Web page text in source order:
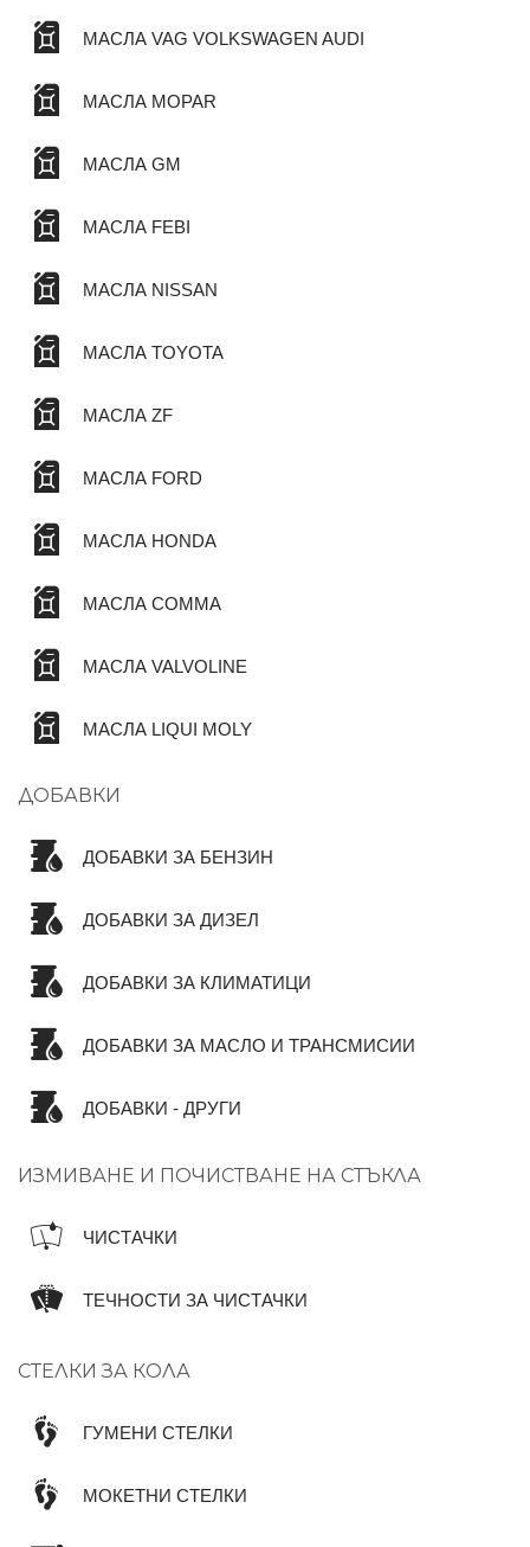
МАСЛА VAG VOLKSWAGEN AUDI
МАСЛА MOPAR
МАСЛА GM
МАСЛА FEBI
МАСЛА NISSAN
МАСЛА TOYOTA
МАСЛА ZF
МАСЛА FORD
МАСЛА HONDA
МАСЛА COMMA
МАСЛА VALVOLINE
МАСЛА LIQUI MOLY
ДОБАВКИ
ДОБАВКИ ЗА БЕНЗИН
ДОБАВКИ ЗА ДИЗЕЛ
ДОБАВКИ ЗА КЛИМАТИЦИ
ДОБАВКИ ЗА МАСЛО И ТРАНСМИСИИ
ДОБАВКИ - ДРУГИ
ИЗМИВАНЕ И ПОЧИСТВАНЕ НА СТЪКЛА
ЧИСТАЧКИ
ТЕЧНОСТИ ЗА ЧИСТАЧКИ
СТЕЛКИ ЗА КОЛА
ГУМЕНИ СТЕЛКИ
МОКЕТНИ СТЕЛКИ